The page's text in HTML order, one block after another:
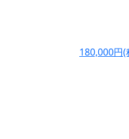
180,000円(